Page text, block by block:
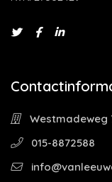
Westmadeweg
015-8872588